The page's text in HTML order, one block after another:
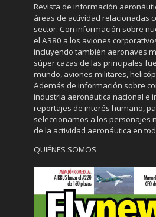
Revista de información
áreas de actividad relacionadas
sector. Con información sobre
el A380 a los aviones
incluyendo también aeronaves
súper cazas de las principales
mundo, aviones militares,
Además de información sobre
industria aeronáutica nacional e
reportajes de interés humano,
seleccionamos a los personajes
de la actividad aeronáutica en
QUIÉNES SOMOS